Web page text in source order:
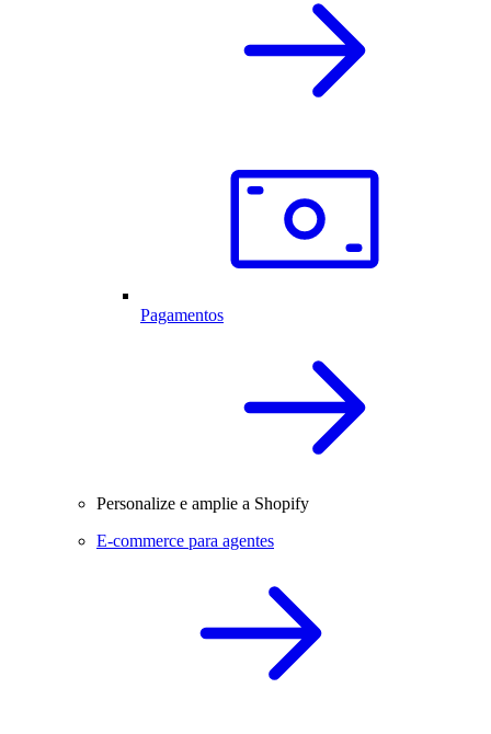
Pagamentos
Personalize e amplie a Shopify
E-commerce para agentes